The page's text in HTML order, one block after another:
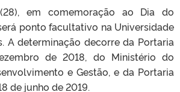
em comemoração ao Dia do
ponto facultativo na Universidade
A determinação decorre da Portaria
de 2018, do Ministério do
e Gestão, e da Portaria
de junho de 2019.